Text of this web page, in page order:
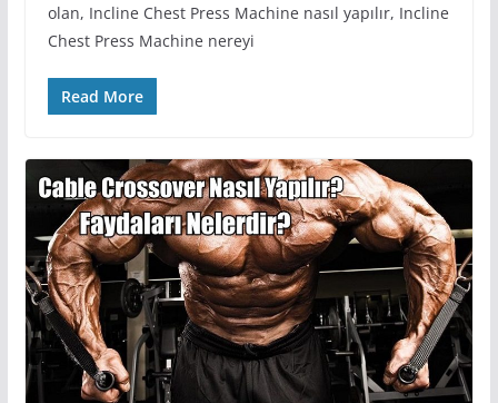
olan, Incline Chest Press Machine nasıl yapılır, Incline
Chest Press Machine nereyi
Read More